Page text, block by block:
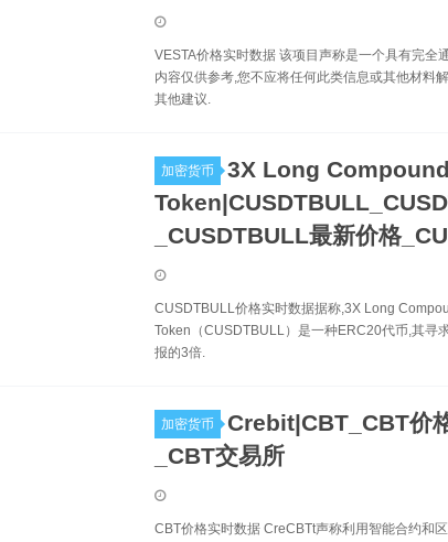
VESTA价格实时数据 该项目声称是一个具有完全
内容仅供参考,您不应将任何此类信息或其他材料
其他建议.
加密货币
3X Long
_CUSDTBULL最新价格
CUSDTBULL价格实时数据据称,3X Long
Token（CUSDTBULL）是一种ERC20代币,其寻
报的3倍.
加密货币
Crebit|CBT_CBT价
_CBT交易所
CBT价格实时数据 CreCBTt声称利用智能合约和